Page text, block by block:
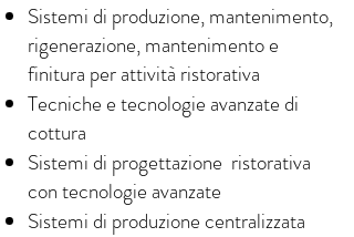
Sistemi di produzione, mantenimento,
rigenerazione, mantenimento e
finitura per attività ristorativa
Tecniche e tecnologie avanzate di
cottura
Sistemi di progettazione ristorativa
con tecnologie avanzate
Sistemi di produzione centralizzata